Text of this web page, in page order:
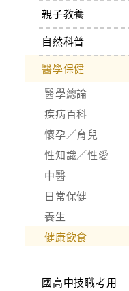
親子教養
自然科普
醫學保健
醫學總論
疾病百科
懷孕／育兒
性知識／性愛
中醫
日常保健
養生
健康飲食
國高中技職考用